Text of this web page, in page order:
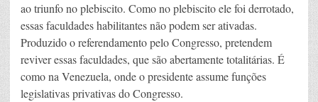
ao triunfo no plebiscito. Como no plebiscito ele foi derrotado,
essas faculdades habilitantes não podem ser ativadas.
Produzido o referendamento pelo Congresso, pretendem
reviver essas faculdades, que são abertamente totalitárias. É
como na Venezuela, onde o presidente assume funções
legislativas privativas do Congresso.